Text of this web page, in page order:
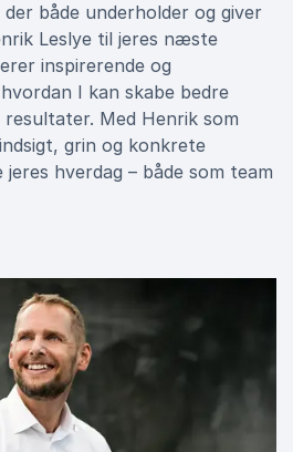
både underholder og giver
Leslye til jeres næste
inspirerende og
I kan skabe bedre
Med Henrik som
grin og konkrete
hverdag – både som team